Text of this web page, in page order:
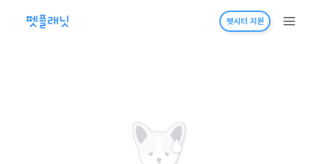
펫시터 지원